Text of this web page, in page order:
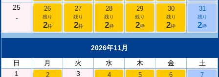
25
-
26
残り
2枠
27
残り
2枠
28
残り
2枠
29
残り
2枠
30
残り
2枠
31
残り
2枠
2026年11月
日
月 火 水 木 金
土
1
2
3
4 5 6 7